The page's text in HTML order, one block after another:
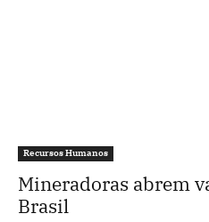
Recursos Humanos
Mineradoras abrem
Brasil